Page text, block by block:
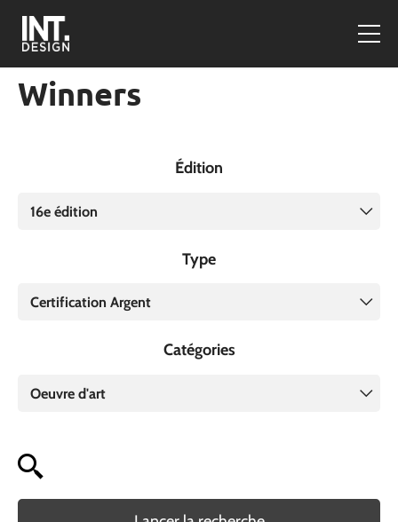
Winners
Édition
16e édition
Type
Certification Argent
Catégories
Oeuvre d'art